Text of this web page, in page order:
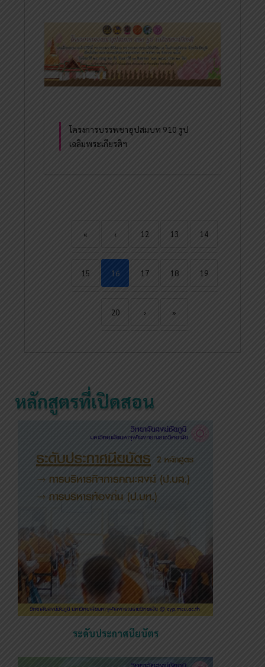
โครงการบรรพชาอุปสมบท 910 รูป
เฉลิมพระเกียรติฯ
« ‹ 12 13 14
15 16 17 18 19
20 › »
หลักสูตรที่เปิดสอน
ระดับประกาศนียบัตร